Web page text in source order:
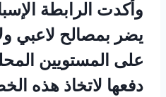
وأكدت الرابطة
يضر بمصالح لاعبي
على المستويين
دفعها لاتخاذ هذه